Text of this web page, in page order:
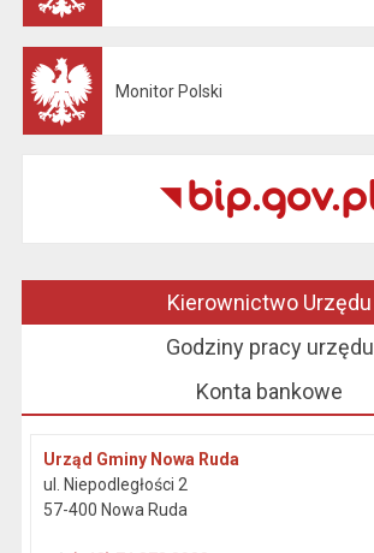
Monitor Polski
Kierownictwo Urzędu
Godziny pracy urzędu
Konta bankowe
Urząd Gminy Nowa Ruda
ul. Niepodległości 2
57-400 Nowa Ruda